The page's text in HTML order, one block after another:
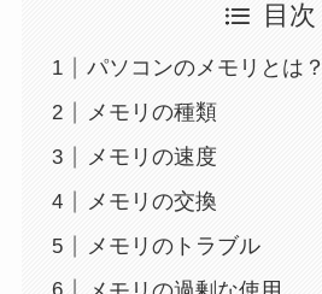
目次
パソコンのメモリとは？
メモリの種類
メモリの速度
メモリの交換
メモリのトラブル